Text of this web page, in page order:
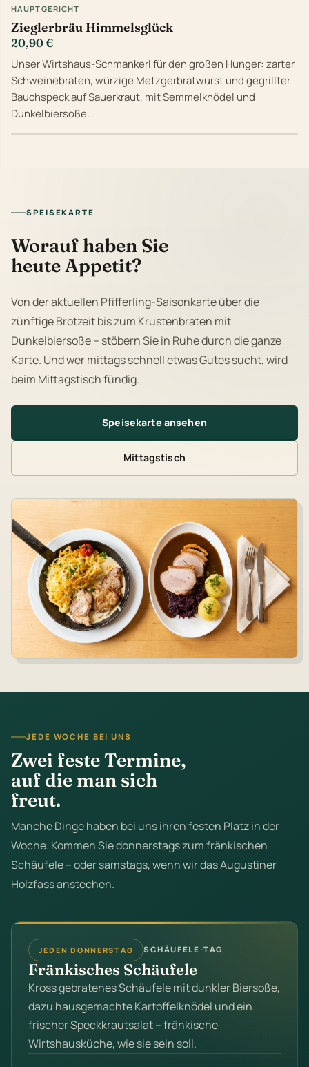
HAUPTGERICHT
Zieglerbräu Himmelsglück
20,90 €
Unser Wirtshaus-Schmankerl für den großen Hunger: zarter
Schweinebraten, würzige Metzgerbratwurst und gegrillter
Bauchspeck auf Sauerkraut, mit Semmelknödel und
Dunkelbiersoße.
SPEISEKARTE
Worauf haben Sie
heute Appetit?
Von der aktuellen Pfifferling-Saisonkarte über die
zünftige Brotzeit bis zum Krustenbraten mit
Dunkelbiersoße – stöbern Sie in Ruhe durch die ganze
Karte. Und wer mittags schnell etwas Gutes sucht, wird
beim Mittagstisch fündig.
Speisekarte ansehen
Mittagstisch
JEDE WOCHE BEI UNS
Zwei feste Termine,
auf die man sich
freut.
Manche Dinge haben bei uns ihren festen Platz in der
Woche. Kommen Sie donnerstags zum fränkischen
Schäufele – oder samstags, wenn wir das Augustiner
Holzfass anstechen.
JEDEN DONNERSTAG SCHÄUFELE-TAG
Fränkisches Schäufele
Kross gebratenes Schäufele mit dunkler Biersoße,
dazu hausgemachte Kartoffelknödel und ein
frischer Speckkrautsalat – fränkische
Wirtshausküche, wie sie sein soll.